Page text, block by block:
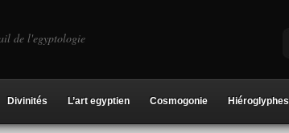
de l'egyptologie
Divinités L’art egyptien Cosmogonie Hiéroglyphes